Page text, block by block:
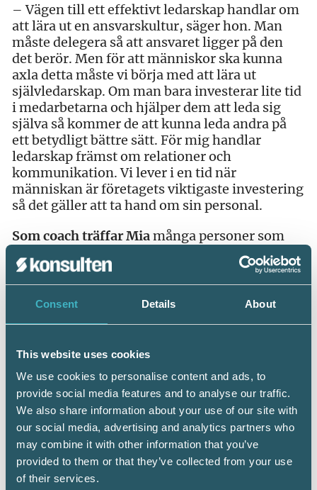
Consent Details About
This website uses cookies
We use cookies to personalise content and ads, to
provide social media features and to analyse our traffic.
We also share information about your use of our site with
our social media, advertising and analytics partners who
may combine it with other information that you’ve
provided to them or that they’ve collected from your use
of their services.
– Vägen till ett effektivt ledarskap handlar om
att lära ut en ansvarskultur, säger hon. Man
måste delegera så att ansvaret ligger på den
det berör. Men för att människor ska kunna
axla detta måste vi börja med att lära ut
självledarskap. Om man bara investerar lite tid
i medarbetarna och hjälper dem att leda sig
själva så kommer de att kunna leda andra på
ett betydligt bättre sätt. För mig handlar
ledarskap främst om relationer och
kommunikation. Vi lever i en tid när
människan är företagets viktigaste investering
så det gäller att ta hand om sin personal.
Som coach träffar Miamånga personer som
inte får tiden att räcka till, som är stressade
och på väg mot utbrändhet. För många av dem
finns en gemensam nämnare – alldeles för
mycket som tar fokus som inte är
– När man har ett krävande heltidsjobb går det
fritiden. Dessutom har många en skev
inställning att alla andra hinner med precis
allt, men så är det förstås inte. Tänk på att allt
du säger nej till ger plats för något annat. Och
så måste vi sluta jämföra oss hela tiden. Ett ord
alla behöver tänkta på mycket oftare är punkt.
Om man kan sätta punkt efter en iakttagelse så